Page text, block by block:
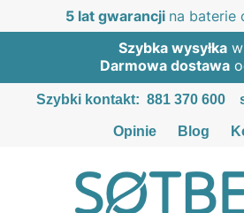
5 lat gwarancji na baterie
Szybka wysyłka
Darmowa dostawa
Szybki kontakt: 881 370 600
Opinie Blog